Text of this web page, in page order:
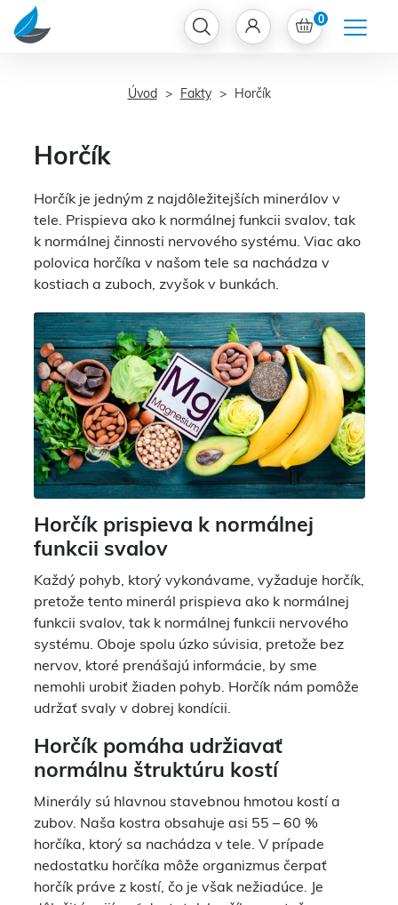
0
Úvod Fakty Horčík
Horčík
Horčík je jedným z najdôležitejších minerálov v
tele. Prispieva ako k normálnej funkcii svalov, tak
k normálnej činnosti nervového systému. Viac ako
polovica horčíka v našom tele sa nachádza v
kostiach a zuboch, zvyšok v bunkách.
Horčík prispieva k normálnej
funkcii svalov
Každý pohyb, ktorý vykonávame, vyžaduje horčík,
pretože tento minerál prispieva ako k normálnej
funkcii svalov, tak k normálnej funkcii nervového
systému. Oboje spolu úzko súvisia, pretože bez
nervov, ktoré prenášajú informácie, by sme
nemohli urobiť žiaden pohyb. Horčík nám pomôže
udržať svaly v dobrej kondícii.
Horčík pomáha udržiavať
normálnu štruktúru kostí
Minerály sú hlavnou stavebnou hmotou kostí a
zubov. Naša kostra obsahuje asi 55 – 60 %
horčíka, ktorý sa nachádza v tele. V prípade
nedostatku horčíka môže organizmus čerpať
horčík práve z kostí, čo je však nežiadúce. Je